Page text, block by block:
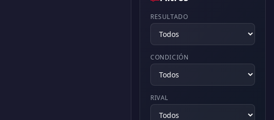
RESULTADO
CONDICIÓN
RIVAL